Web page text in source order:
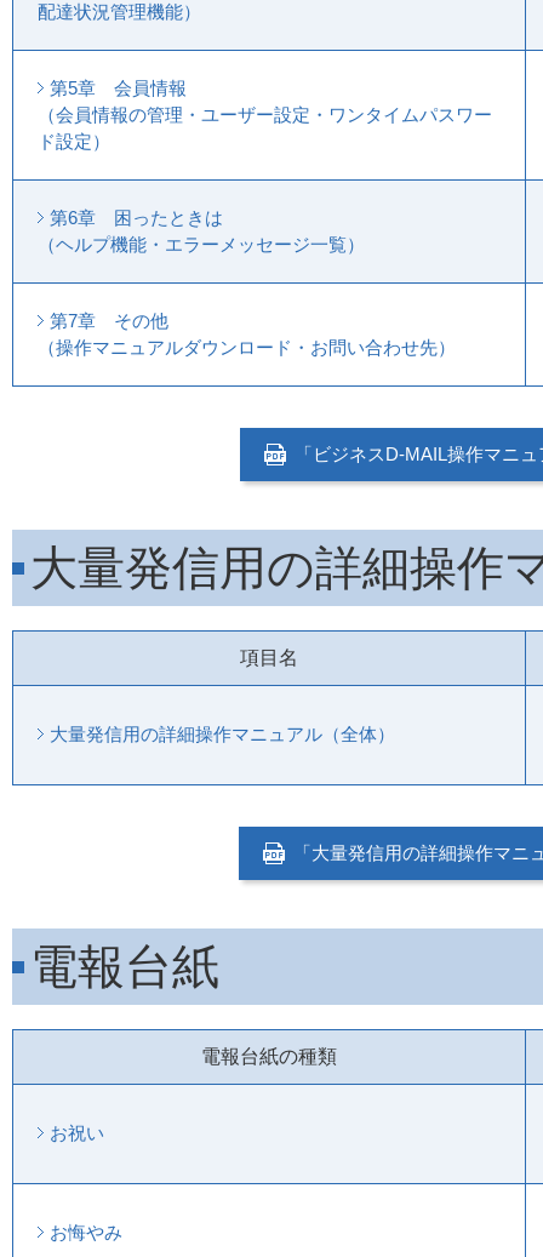
配達状況管理機能）
第5章 会員情報
（会員情報の管理・ユーザー設定・ワンタイムパスワー
ド設定）
第6章 困ったときは
（ヘルプ機能・エラーメッセージ一覧）
第7章 その他
（操作マニュアルダウンロード・お問い合わせ先）
「ビジネスD-MAIL操作マニ
大量発信用の詳細操作
項目名
大量発信用の詳細操作マニュアル（全体）
「大量発信用の詳細操作マ
電報台紙
電報台紙の種類
お祝い
お悔やみ